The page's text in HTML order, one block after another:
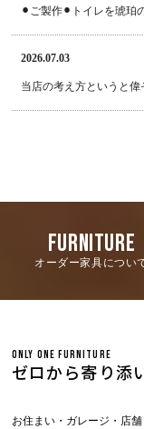
⚫︎ご製作⚫︎トイレを琥珀
2026.07.03
当店の考え方というと偉
FURNITURE
オーダー家具につい
ONLY ONE FURNITURE
ゼロから寄り添
お住まい・ガレージ・店